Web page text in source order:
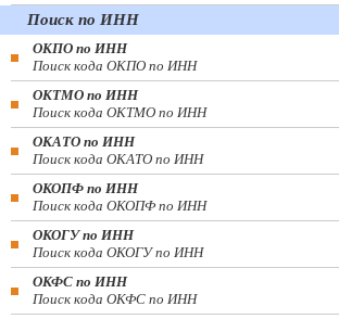
Поиск по ИНН
ОКПО по ИНН
Поиск кода ОКПО по ИНН
ОКТМО по ИНН
Поиск кода ОКТМО по ИНН
ОКАТО по ИНН
Поиск кода ОКАТО по ИНН
ОКОПФ по ИНН
Поиск кода ОКОПФ по ИНН
ОКОГУ по ИНН
Поиск кода ОКОГУ по ИНН
ОКФС по ИНН
Поиск кода ОКФС по ИНН